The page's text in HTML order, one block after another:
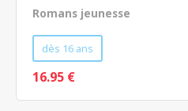
Romans jeunesse
dès 16 ans
16.95 €